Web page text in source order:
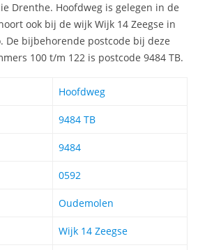
Drenthe. Hoofdweg is gelegen in de
ook bij de wijk Wijk 14 Zeegse in
De bijbehorende postcode bij deze
100 t/m 122 is postcode 9484 TB.
Hoofdweg
9484 TB
9484
0592
Oudemolen
Wijk 14 Zeegse